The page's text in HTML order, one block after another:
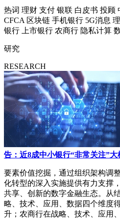
热词 理财 支付 银联 白皮书 投顾
CFCA 区块链 手机银行 5G消息
银行
上市银行 农商行 隐私计算
研究
RESEARCH
告：近8成中小银行“非常关注”大
要素价值挖掘，通过组织架构调
化转型的深入实施提供有力支撑
共享、创新的数字金融生态。从
略、技术、应用、数据四个维度
升；农商行在战略、技术、应用